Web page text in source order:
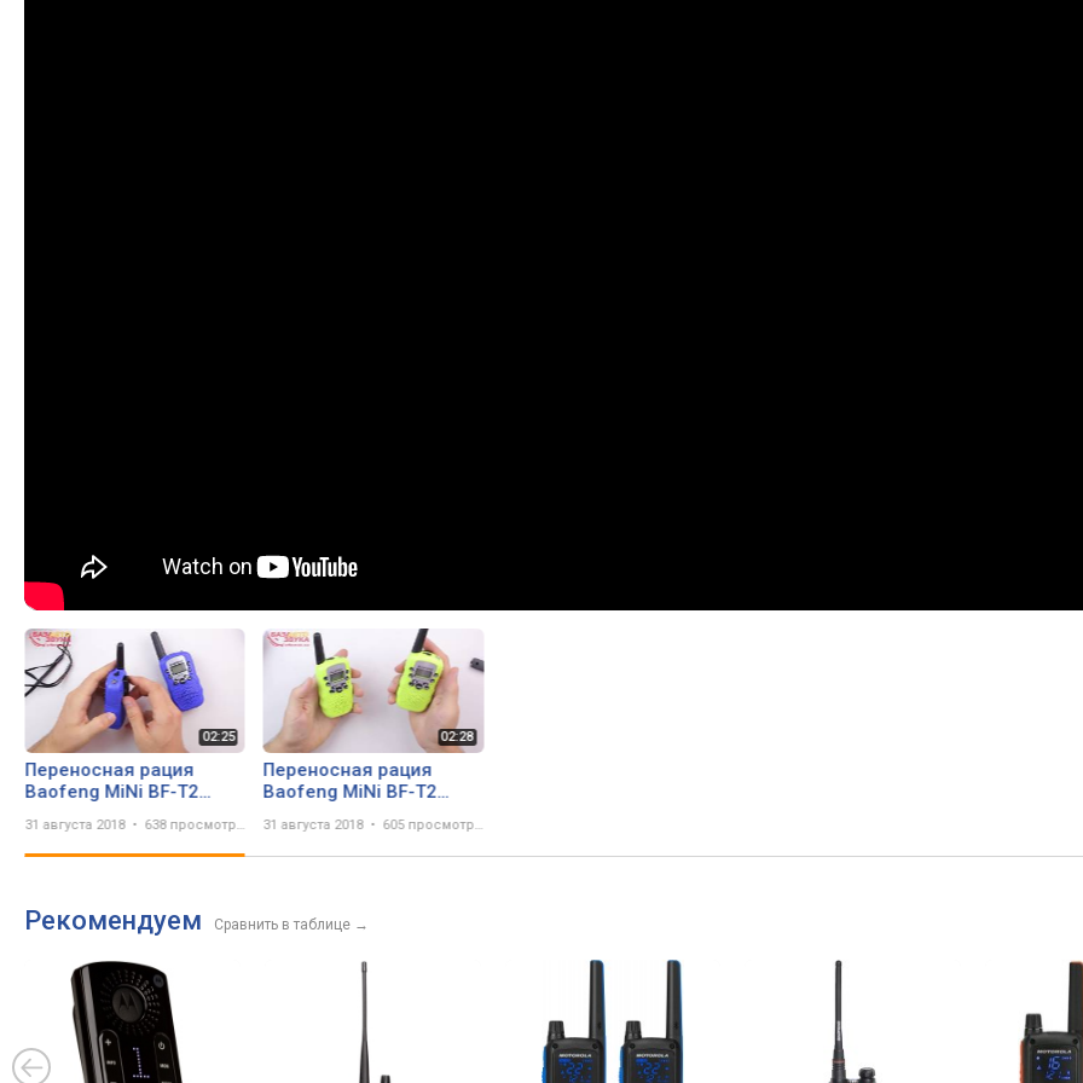
Переносная рация
Baofeng MiNi BF-T2
31 августа 2018 638 просмотров
Переносная рация
Baofeng MiNi BF-T2
31 августа 2018 605 просмотров
Рекомендуем Сравнить в таблице →